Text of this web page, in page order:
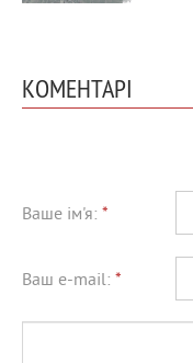
КОМЕНТАРІ
Ваше ім'я: *
Ваш e-mail: *